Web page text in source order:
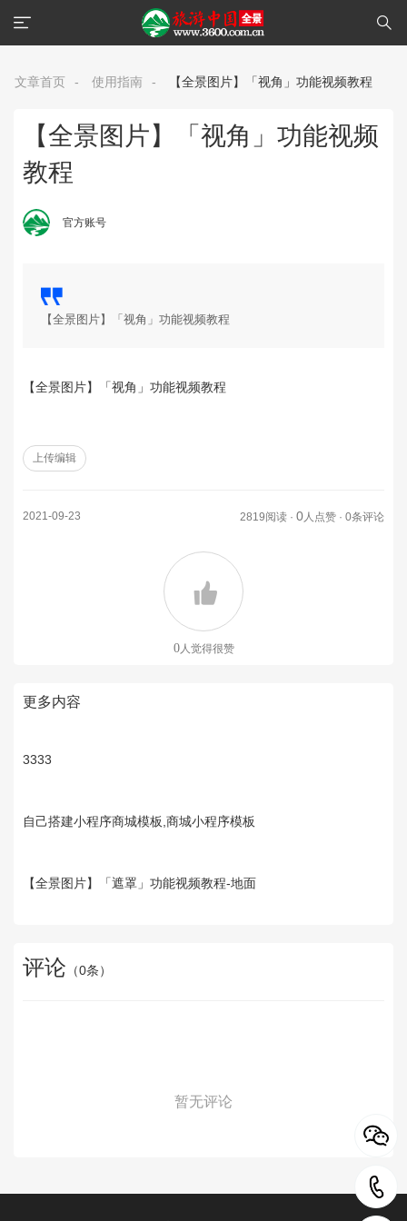
文章首页 - 使用指南 - 【全景图片】「视角」功能视频教程
【全景图片】「视角」功能视频
教程
官方账号
【全景图片】「视角」功能视频教程
【全景图片】「视角」功能视频教程
上传编辑
2021-09-23 2819阅读 · 0人点赞 · 0条评论
0人觉得很赞
更多内容
3333
自己搭建小程序商城模板,商城小程序模板
【全景图片】「遮罩」功能视频教程-地面
评论 （0条）
暂无评论